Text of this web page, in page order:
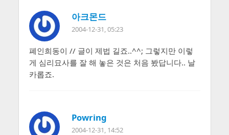
아크몬드
2004-12-31, 05:23
폐인희동이 // 글이 제법 길죠..^^; 그렇지만 이렇
게 심리묘사를 잘 해 놓은 것은 처음 봤답니다.. 날
카롭죠.
Powring
2004-12-31, 14:52